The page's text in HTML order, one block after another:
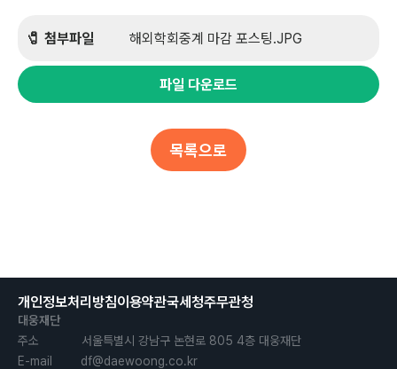
🧷 첨부파일
          해외학회중계 마감 포스팅.JPG
파일 다운로드
목록으로
개인정보처리방침이용약관국세청주무관청
대웅재단
주소            서울특별시 강남구 논현로 805 4층 대웅재단
E-mail        df@daewoong.co.kr